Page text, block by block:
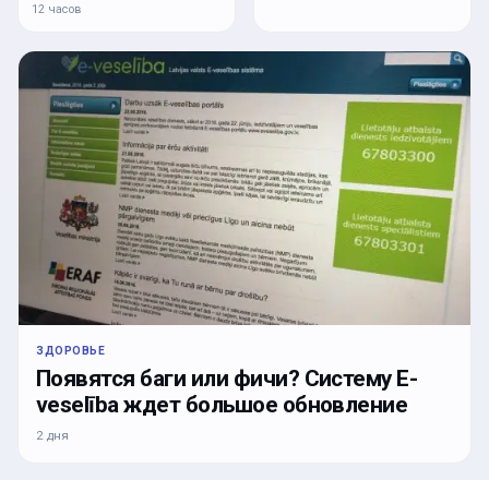
12 часов
ЗДОРОВЬЕ
Появятся баги или фичи? Систему E-
veselība ждет большое обновление
2 дня